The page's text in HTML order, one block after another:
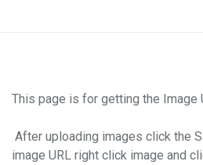
This page is for getting the Image
After uploading images click the
image URL right click image and